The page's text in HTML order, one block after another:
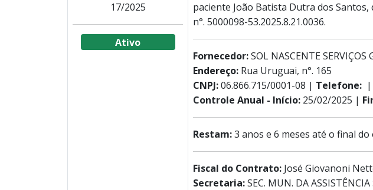
17/2025
Ativo
paciente João Batista Dutra dos Santos,
n°. 5000098-53.2025.8.21.0036.
Fornecedor:SOL NASCENTE SERVIÇOS
Endereço: Rua Uruguai, n°. 165
CNPJ:06.866.715/0001-08 | Telefone: |
Controle Anual - Início: 25/02/2025 |
Restam:3 anos e 6 meses até o final
Fiscal do Contrato: José Giovanoni
Secretaria:SEC. MUN. DA